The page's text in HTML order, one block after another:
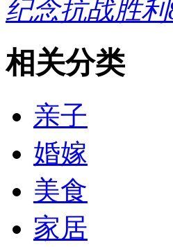
纪念抗战胜
相关分类
亲子
婚嫁
美食
家居